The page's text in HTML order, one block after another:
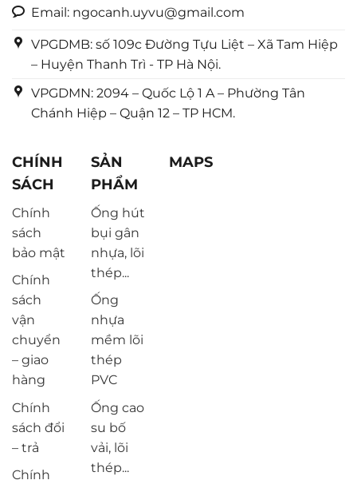
Email: ngocanh.uyvu@gmail.com
VPGDMB: số 109c Đường Tựu Liệt – Xã Tam Hiệp
– Huyện Thanh Trì - TP Hà Nội.
VPGDMN: 2094 – Quốc Lộ 1 A – Phường Tân
Chánh Hiệp – Quận 12 – TP HCM.
CHÍNH
SÁCH
Chính
sách
bảo mật
Chính
sách
vận
chuyển
– giao
hàng
Chính
sách đổi
– trả
Chính
SẢN
PHẨM
Ống hút
bụi gân
nhựa, lõi
thép...
Ống
nhựa
mềm lõi
thép
PVC
Ống cao
su bố
vải, lõi
thép...
MAPS